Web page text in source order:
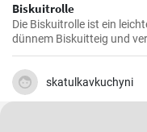
Biskuitrolle
Die Biskuitrolle ist ein
dünnem Biskuitteig und
skatulkavkuchyni